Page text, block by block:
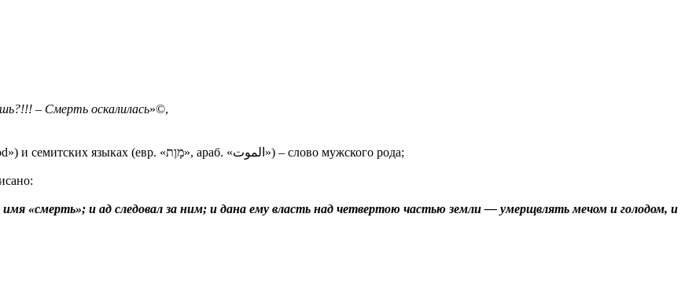
– Смерть оскалилась»©,
Смерть в английском («Death», «Grim Reaper»), немецком («der Tod») и семитских языках (евр. «מָוֶת», араб. «الموت») – слово мужского рода;
«смерть»; и ад следовал за ним; и дана ему власть над четвертою частью земли — умерщвлять мечом и голодом, и